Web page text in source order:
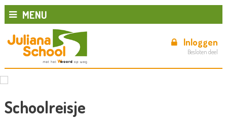
MENU
Inloggen
Besloten deel
Schoolreisje